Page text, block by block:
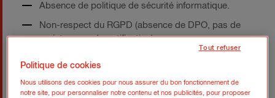
Absence de politique de sécurité informatique.
Non-respect du RGPD (absence de DPO, pas de
registre, pas de notification).
alertes.
Aucune sensibilisation du personnel.
Politique de cookies
Nous utilisons des cookies pour nous assurer du bon fonctionnement de
notre site, pour personnaliser notre contenu et nos publicités, pour proposer
Tout refuser